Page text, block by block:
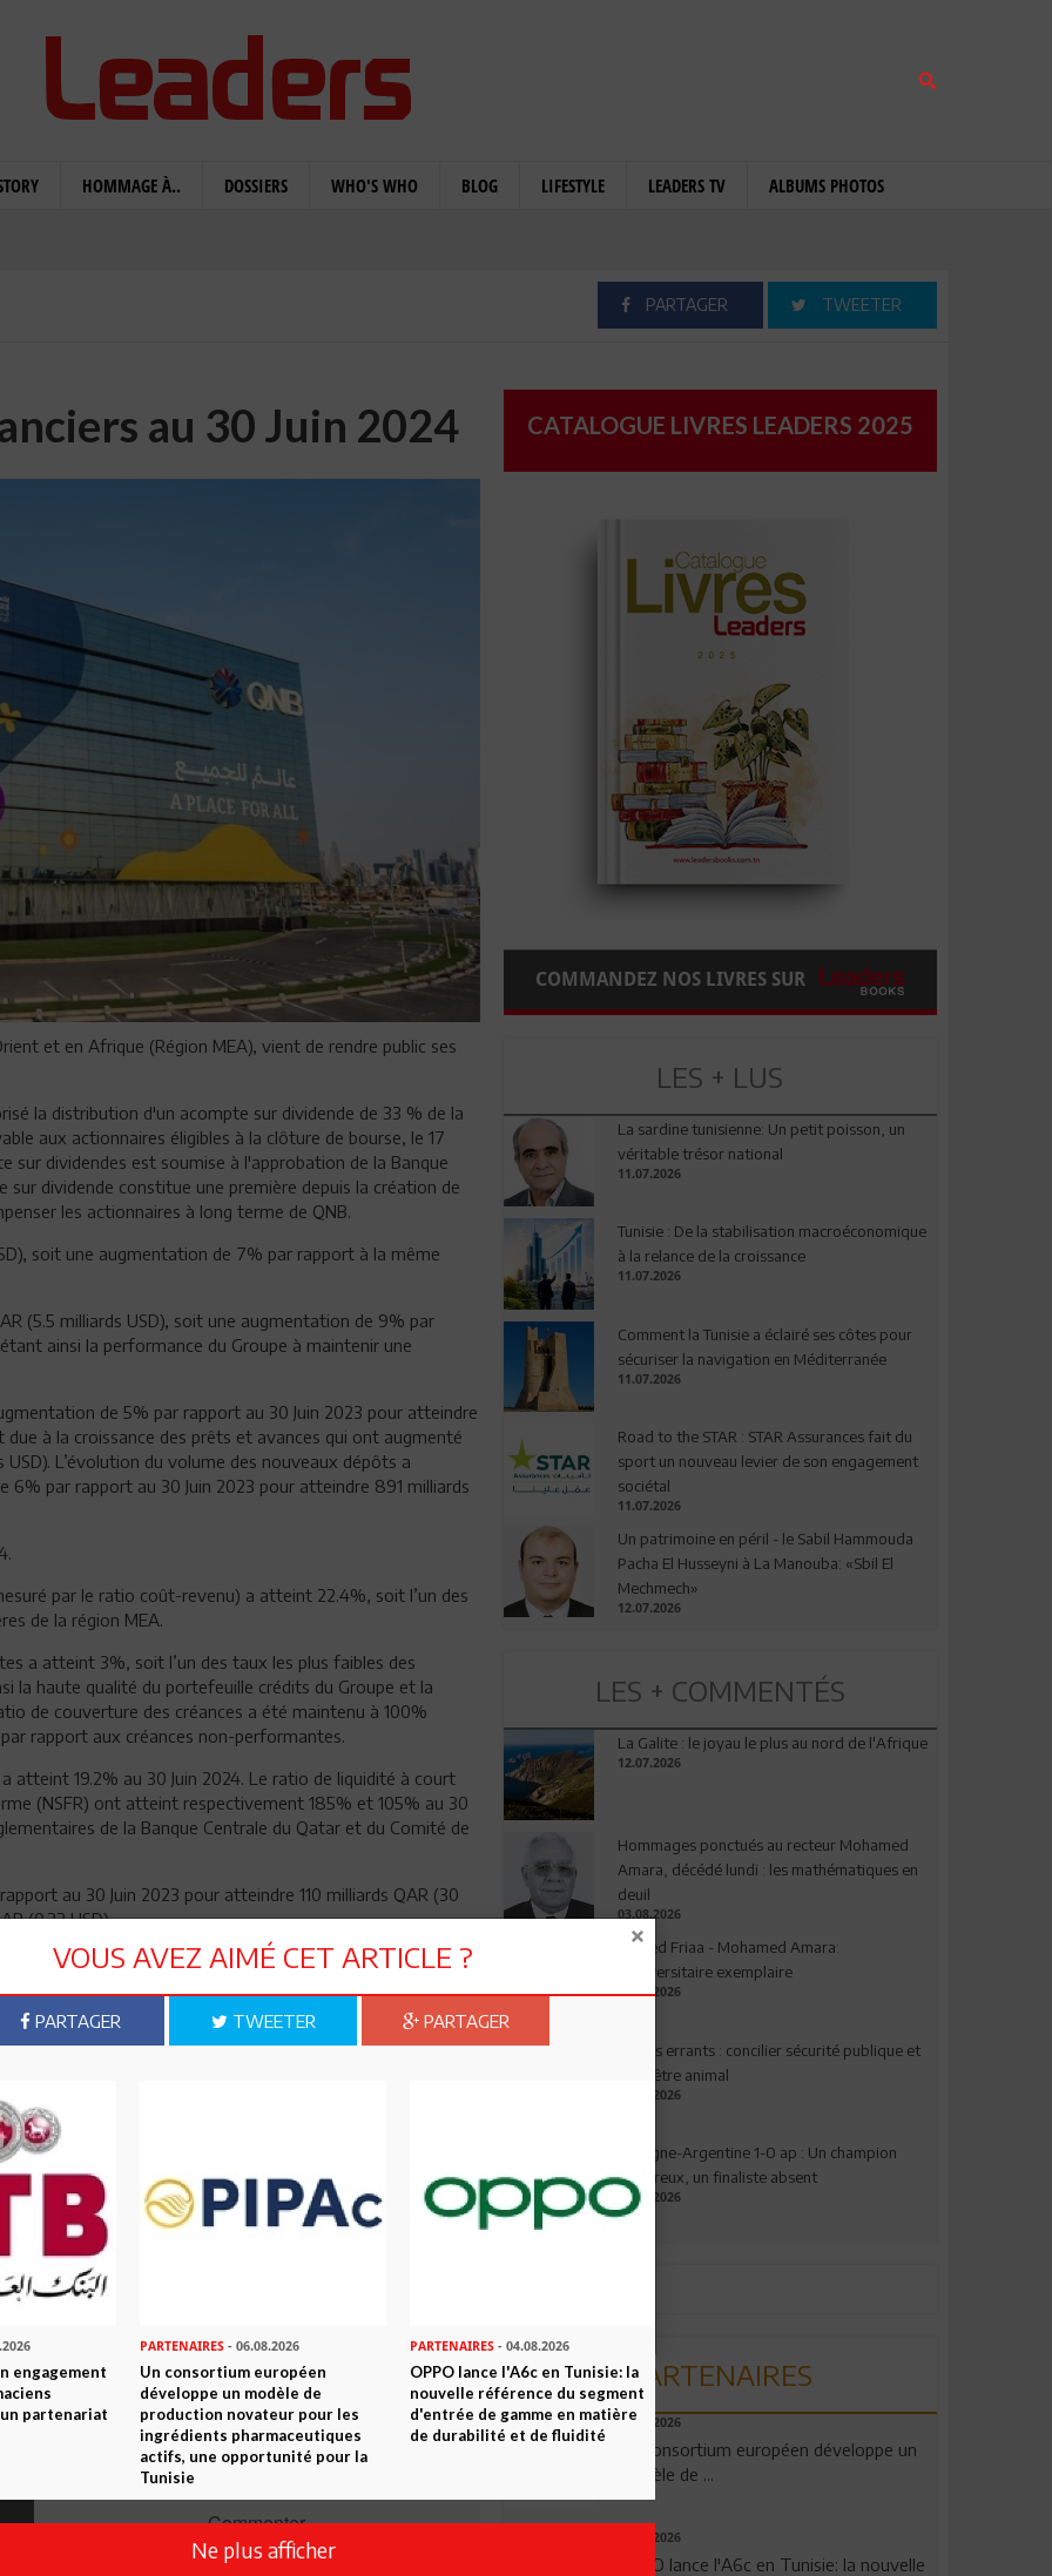
HOMMAGE À.. DOSSIERS WHO'S WHO BLOG LIFESTYLE LEADERS TV ALBUMS PHOTOS
PARTAGER TWEETER
au 30 Juin 2024
et en Afrique (Région MEA), vient de rendre public ses
la distribution d'un acompte sur dividende de 33 % de la
aux actionnaires éligibles à la clôture de bourse, le 17
sur dividendes est soumise à l'approbation de la Banque
sur dividende constitue une première depuis la création de
les actionnaires à long terme de QNB.
soit une augmentation de 7% par rapport à la même
(5.5 milliards USD), soit une augmentation de 9% par
ainsi la performance du Groupe à maintenir une
de 5% par rapport au 30 Juin 2023 pour atteindre
due à la croissance des prêts et avances qui ont augmenté
L’évolution du volume des nouveaux dépôts a
6% par rapport au 30 Juin 2023 pour atteindre 891 milliards
par le ratio coût-revenu) a atteint 22.4%, soit l’un des
de la région MEA.
a atteint 3%, soit l’un des taux les plus faibles des
la haute qualité du portefeuille crédits du Groupe et la
de couverture des créances a été maintenu à 100%
rapport aux créances non-performantes.
atteint 19.2% au 30 Juin 2024. Le ratio de liquidité à court
(NSFR) ont atteint respectivement 185% et 105% au 30
de la Banque Centrale du Qatar et du Comité de
au 30 Juin 2023 pour atteindre 110 milliards QAR (30
(0.22 USD).
dans plus de 28 pays à travers 3 continents, répartis sur plus
de billets.
ami
PARTAGEZ-LE AVEC VOS AMIS !
CET ARTICLE
0Commentaires
Commenter
CATALOGUE LIVRES LEADERS 2025
COMMANDEZ NOS LIVRES SUR
LES + LUS
La sardine tunisienne: Un petit poisson, un
véritable trésor national
11.07.2026
Tunisie : De la stabilisation macroéconomique
à la relance de la croissance
11.07.2026
Comment la Tunisie a éclairé ses côtes pour
sécuriser la navigation en Méditerranée
11.07.2026
Road to the STAR : STAR Assurances fait du
sport un nouveau levier de son engagement
sociétal
11.07.2026
Un patrimoine en péril - le Sabil Hammouda
Pacha El Husseyni à La Manouba: «Sbil El
Mechmech»
12.07.2026
LES + COMMENTÉS
La Galite : le joyau le plus au nord de l'Afrique
12.07.2026
Hommages ponctués au recteur Mohamed
Amara, décédé lundi : les mathématiques en
deuil
03.08.2026
Ahmed Friaa - Mohamed Amara:
l’Universitaire exemplaire
04.08.2026
Chiens errants : concilier sécurité publique et
bien-être animal
17.07.2026
Espagne-Argentine 1-0 ap : Un champion
valeureux, un finaliste absent
19.07.2026
PARTENAIRES
06.08.2026
Un consortium européen développe un
modèle de ...
04.08.2026
OPPO lance l'A6c en Tunisie: la nouvelle
VOUS AVEZ AIMÉ CET ARTICLE ?
PARTAGER TWEETER PARTAGER
engagement
un partenariat
PARTENAIRES - 06.08.2026
Un consortium européen
développe un modèle de
production novateur pour les
ingrédients pharmaceutiques
actifs, une opportunité pour la
Tunisie
PARTENAIRES- 04.08.2026
OPPO lance l'A6c en Tunisie: la
nouvelle référence du segment
d'entrée de gamme en matière
de durabilité et de fluidité
Ne plus afficher